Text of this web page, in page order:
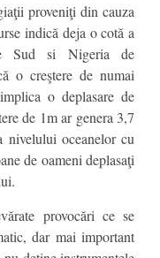
proveniţi din cauza
indică deja o cotă a
Sud si Nigeria de
o creştere de numai
o deplasare de
de 1m ar genera 3,7
nivelului oceanelor cu
de oameni deplasaţi
provocări ce se
dar mai important